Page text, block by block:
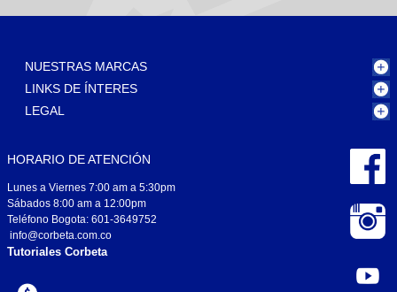
NUESTRAS MARCAS
LINKS DE ÍNTERES
LEGAL
HORARIO DE ATENCIÓN
Lunes a Viernes 7:00 am a 5:30pm
Sábados 8:00 am a 12:00pm
Teléfono Bogota: 601-3649752
info@corbeta.com.co
Tutoriales Corbeta